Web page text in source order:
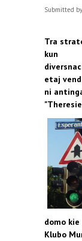
Submitted by
Tra
kun
etaj
ni
domo
Klubo